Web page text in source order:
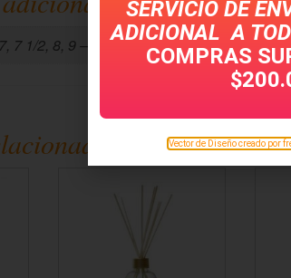
7, 7 1/2, 8, 9 – 9 1/2
SERVICIO DE
ADICIONAL A
COMPRAS
Vector de Diseño creado por